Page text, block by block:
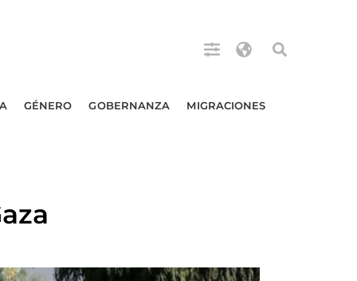
GÉNERO GOBERNANZA MIGRACIONES